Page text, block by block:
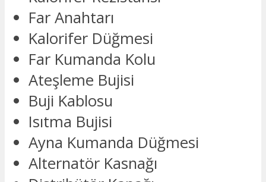
Far Anahtarı
Kalorifer Düğmesi
Far Kumanda Kolu
Ateşleme Bujisi
Buji Kablosu
Isıtma Bujisi
Ayna Kumanda Düğmesi
Alternatör Kasnağı